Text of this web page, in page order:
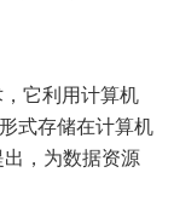
它利用计算机
式存储在计算机
，为数据资源